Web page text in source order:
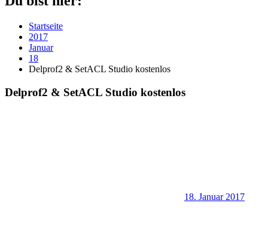
Startseite
2017
Januar
18
Delprof2 & SetACL Studio kostenlos
Delprof2 & SetACL Studio kostenlos
18. Januar 2017